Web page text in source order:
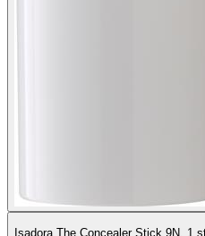
Isadora The Concealer Stick 9N, 1